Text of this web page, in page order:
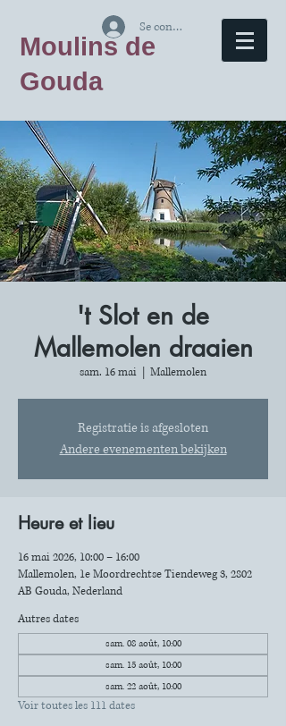
Moulins de
Gouda
Se connecter
't Slot en de
Mallemolen draaien
sam. 16 mai Mallemolen
Registratie is afgesloten
Andere evenementen bekijken
Heure et lieu
16 mai 2026, 10:00 – 16:00
Mallemolen, 1e Moordrechtse Tiendeweg 3, 2802
AB Gouda, Nederland
Autres dates
sam. 08 août, 10:00
sam. 15 août, 10:00
sam. 22 août, 10:00
Voir toutes les 111 dates